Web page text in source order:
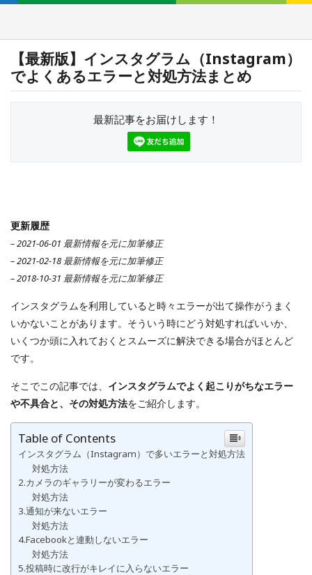
【最新版】インスタグラム（Instagram）
でよくあるエラーと対処方法まとめ
最新記事をお届けします！
更新履歴
– 2021-06-01 最新情報を元に加筆修正
– 2021-02-18 最新情報を元に加筆修正
– 2018-10-31 最新情報を元に加筆修正
インスタグラムを利用していると時々エラーが出て操作がうまく
いかないことがあります。そういう時にどう対処すればいいか、
いくつか頭に入れておくとスムーズに解決できる場合がほとんど
です。
そこでこの記事では、 インスタグラムでよく起こりがちなエラー
や不具合と、その対処方法をご紹介します。
Table of Contents
インスタグラム（Instagram）で多いエラーと対処方法
対処方法
2.カメラのギャラリーが変わるエラー
対処方法
3.通知が来ないエラー
対処方法
4.Facebookと連動しないエラー
対処方法
5.投稿時に改行がキレイに入らないエラー